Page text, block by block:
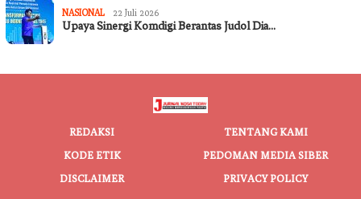
NASIONAL 22 Juli 2026
Upaya Sinergi Komdigi Berantas Judol Dia…
REDAKSI
TENTANG KAMI
KODE ETIK
PEDOMAN MEDIA SIBER
DISCLAIMER
PRIVACY POLICY